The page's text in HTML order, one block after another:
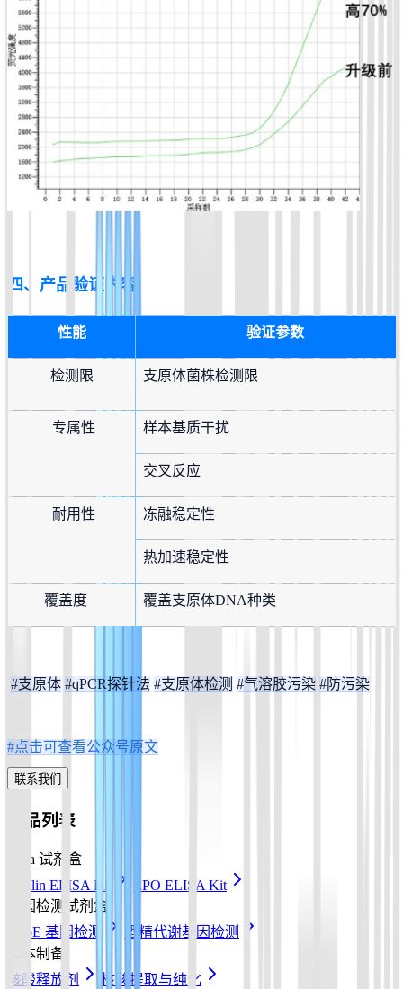
四、产品验证内容
性能 验证参数
检测限 支原体菌株检测限
专属性 样本基质干扰
交叉反应
耐用性 冻融稳定性
热加速稳定性
        覆盖度
覆盖支原体DNA种类
#支原体 #qPCR探针法 #支原体检测 #气溶胶污染 #防污染
#点击可查看公众号原文
联系我们
产品列表
Elisa 试剂盒
Insulin ELISA Kit
EPO ELISA Kit
基因检测试剂盒
ApoE 基因检测
酒精代谢基因检测
样本制备
核酸释放剂
核酸提取与纯化